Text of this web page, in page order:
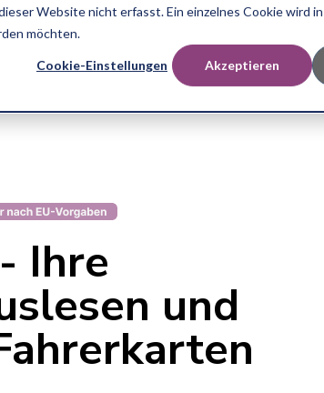
Website nicht erfasst. Ein einzelnes Cookie wird
möchten.
Cookie-Einstellungen Akzeptieren
Ihre
und